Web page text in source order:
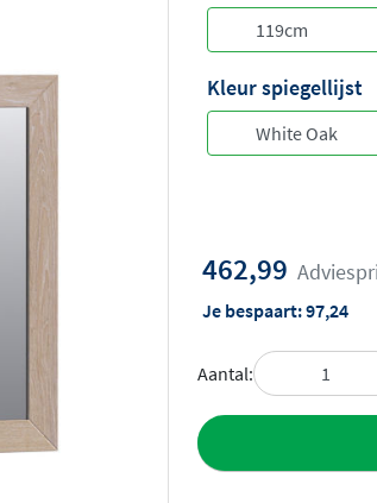
Kleur spiegellijst
462,99
Je bespaart:97,24
Aantal: